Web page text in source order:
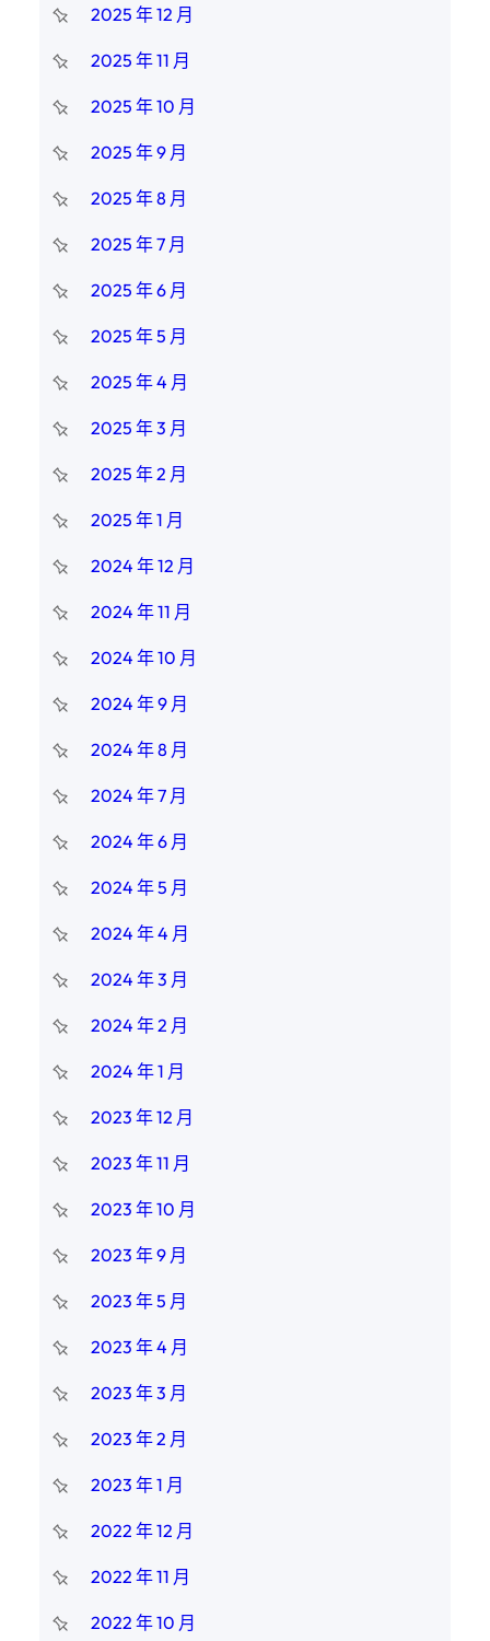
2025 年 12 月
2025 年 11 月
2025 年 10 月
2025 年 9 月
2025 年 8 月
2025 年 7 月
2025 年 6 月
2025 年 5 月
2025 年 4 月
2025 年 3 月
2025 年 2 月
2025 年 1 月
2024 年 12 月
2024 年 11 月
2024 年 10 月
2024 年 9 月
2024 年 8 月
2024 年 7 月
2024 年 6 月
2024 年 5 月
2024 年 4 月
2024 年 3 月
2024 年 2 月
2024 年 1 月
2023 年 12 月
2023 年 11 月
2023 年 10 月
2023 年 9 月
2023 年 5 月
2023 年 4 月
2023 年 3 月
2023 年 2 月
2023 年 1 月
2022 年 12 月
2022 年 11 月
2022 年 10 月